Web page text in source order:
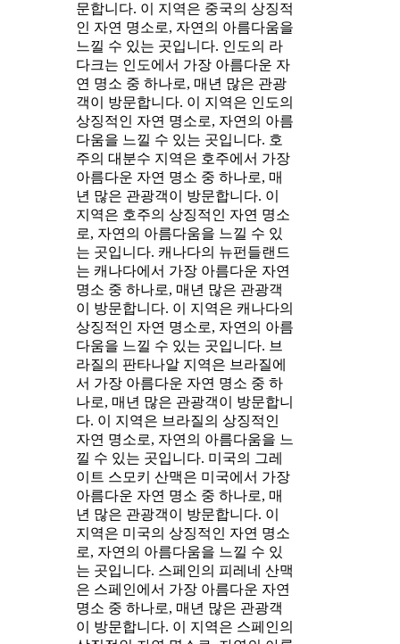
문합니다. 이 지역은 중국의 상징적
인 자연 명소로, 자연의 아름다움을
느낄 수 있는 곳입니다. 인도의 라
다크는 인도에서 가장 아름다운 자
연 명소 중 하나로, 매년 많은 관광
객이 방문합니다. 이 지역은 인도의
상징적인 자연 명소로, 자연의 아름
다움을 느낄 수 있는 곳입니다. 호
주의 대분수 지역은 호주에서 가장
아름다운 자연 명소 중 하나로, 매
년 많은 관광객이 방문합니다. 이
지역은 호주의 상징적인 자연 명소
로, 자연의 아름다움을 느낄 수 있
는 곳입니다. 캐나다의 뉴펀들랜드
는 캐나다에서 가장 아름다운 자연
명소 중 하나로, 매년 많은 관광객
이 방문합니다. 이 지역은 캐나다의
상징적인 자연 명소로, 자연의 아름
다움을 느낄 수 있는 곳입니다. 브
라질의 판타나알 지역은 브라질에
서 가장 아름다운 자연 명소 중 하
나로, 매년 많은 관광객이 방문합니
다. 이 지역은 브라질의 상징적인
자연 명소로, 자연의 아름다움을 느
낄 수 있는 곳입니다. 미국의 그레
이트 스모키 산맥은 미국에서 가장
아름다운 자연 명소 중 하나로, 매
년 많은 관광객이 방문합니다. 이
지역은 미국의 상징적인 자연 명소
로, 자연의 아름다움을 느낄 수 있
는 곳입니다. 스페인의 피레네 산맥
은 스페인에서 가장 아름다운 자연
명소 중 하나로, 매년 많은 관광객
이 방문합니다. 이 지역은 스페인의